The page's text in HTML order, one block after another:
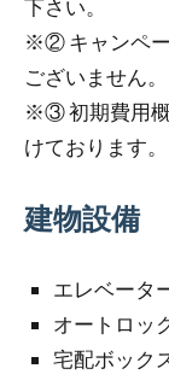
下さい。
※② キャンペー
ございません。
※③ 初期費用概
けております。
建物設備
エレベータ
オートロッ
宅配ボック